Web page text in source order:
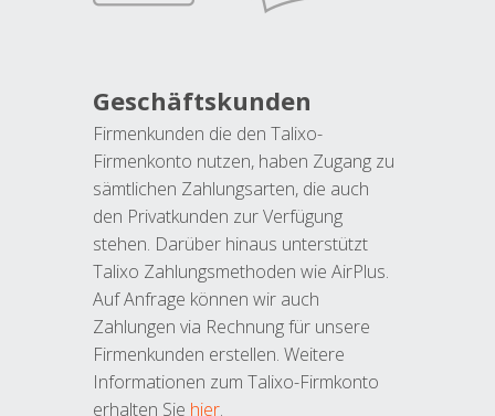
Geschäftskunden
Firmenkunden die den Talixo-
Firmenkonto nutzen, haben Zugang zu
sämtlichen Zahlungsarten, die auch
den Privatkunden zur Verfügung
stehen. Darüber hinaus unterstützt
Talixo Zahlungsmethoden wie AirPlus.
Auf Anfrage können wir auch
Zahlungen via Rechnung für unsere
Firmenkunden erstellen. Weitere
Informationen zum Talixo-Firmkonto
erhalten Sie hier.